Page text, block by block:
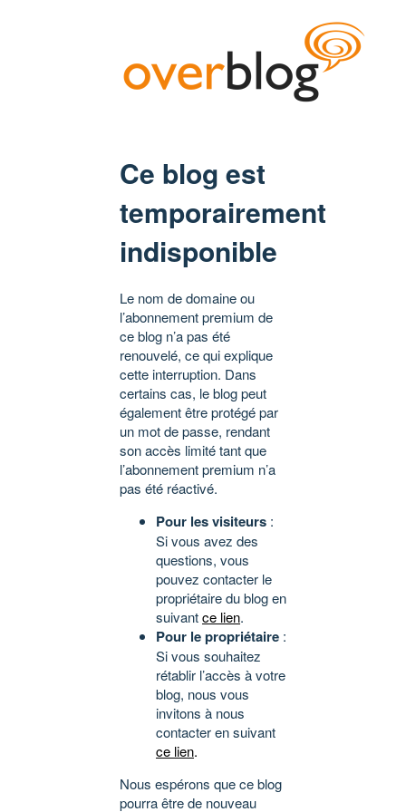
Ce blog est
temporairement
indisponible
Le nom de domaine ou
l’abonnement premium de
ce blog n’a pas été
renouvelé, ce qui explique
cette interruption. Dans
certains cas, le blog peut
également être protégé par
un mot de passe, rendant
son accès limité tant que
l’abonnement premium n’a
pas été réactivé.
Pour les visiteurs :
Si vous avez des
questions, vous
pouvez contacter le
propriétaire du blog en
suivantce lien.
Pour le propriétaire :
Si vous souhaitez
rétablir l’accès à votre
blog, nous vous
invitons à nous
contacter en suivant
ce lien.
Nous espérons que ce blog
pourra être de nouveau